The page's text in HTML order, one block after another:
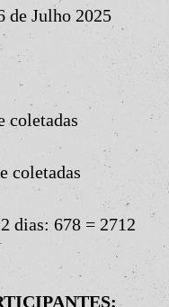
de Julho 2025
coletadas
coletadas
dias: 678 = 2712